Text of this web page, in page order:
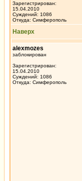
Зарегистрирован:
15.04.2010
Суждений: 1086
Откуда: Симферополь
Наверх
alexmozes
заблокирован
Зарегистрирован:
15.04.2010
Суждений: 1086
Откуда: Симферополь